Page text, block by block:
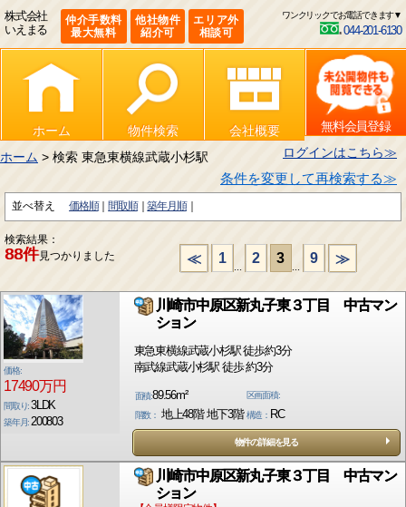
株式会社
いえまる
仲介手数料
最大無料
他社物件
紹介可
エリア外
相談可
ワンクリックでお電話できます▼
044-201-6130
ホーム 物件検索 会社概要
無料会員登録
ログインはこちら≫
ホーム > 検索 東急東横線武蔵小杉駅
条件を変更して再検索する≫
並べ替え 価格順 間取順 築年月順
検索結果：
88件見つかりました ≪ 1
...
2 3
...
9 ≫
価格:
17490万円
間取り:3LDK
築年月:200803
川崎市中原区新丸子東３丁目 中古マン
ション
東急東横線武蔵小杉駅 徒歩約3分
南武線武蔵小杉駅 徒歩 約3分
面積:89.56m²
区画面積:
階数： 地上48階 地下3階 構造： RC
物件の詳細を見る
川崎市中原区新丸子東３丁目 中古マン
ション